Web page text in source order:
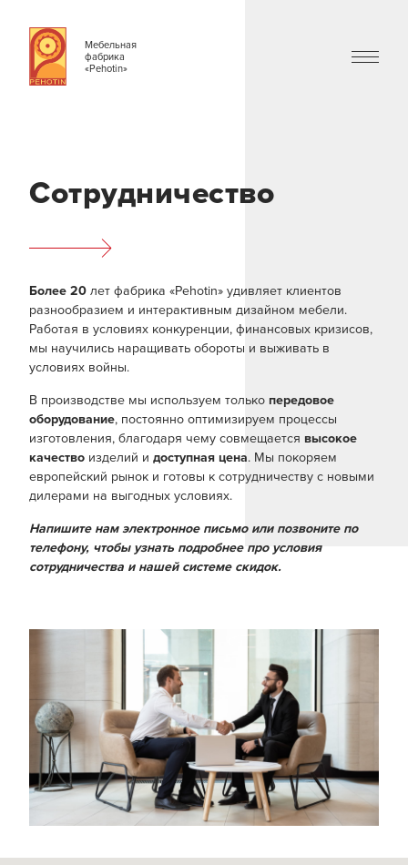
Мебельная
фабрика
«Pehotin»
Сотрудничество
Более 20 лет фабрика «Pehotin» удивляет клиентов
разнообразием и интерактивным дизайном мебели.
Работая в условиях конкуренции, финансовых кризисов,
мы научились наращивать обороты и выживать в
условиях войны.
В производстве мы используем только передовое
оборудование, постоянно оптимизируем процессы
изготовления, благодаря чему совмещается высокое
качество изделий и доступная цена. Мы покоряем
европейский рынок и готовы к сотрудничеству с новыми
дилерами на выгодных условиях.
Напишите нам электронное письмо или позвоните по
телефону, чтобы узнать подробнее про условия
сотрудничества и нашей системе скидок.